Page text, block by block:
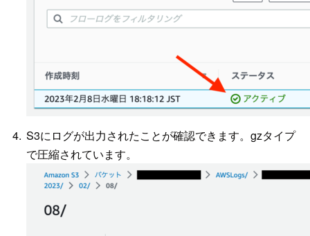
S3にログが出力されたことが確認できます。gzタイプ
で圧縮されています。